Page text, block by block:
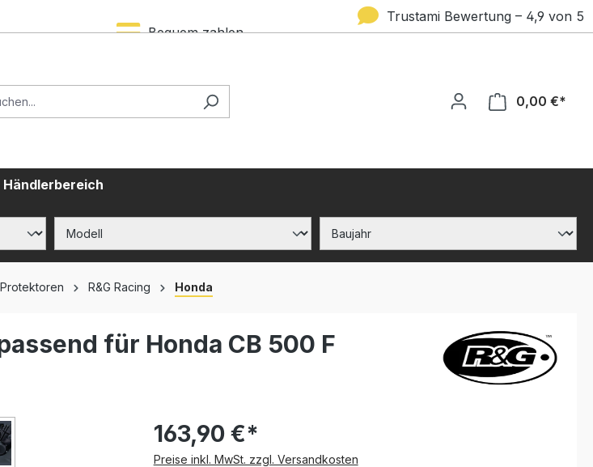
Bequem zahlen
Trustami Bewertung – 4,9 von 5
0,00 €*
Händlerbereich
R&G Racing Honda
für Honda CB 500 F
163,90 €*
Preise inkl. MwSt. zzgl. Versandkosten